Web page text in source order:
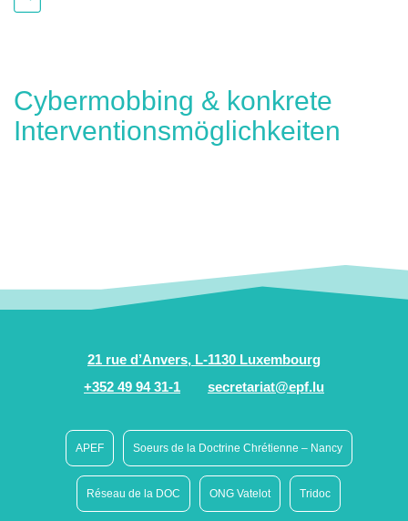
Cybermobbing & konkrete
Interventionsmöglichkeiten
21 rue d’Anvers, L-1130 Luxembourg
+352 49 94 31-1
secretariat@epf.lu
APEF Soeurs de la Doctrine Chrétienne – Nancy
Réseau de la DOC ONG Vatelot Tridoc